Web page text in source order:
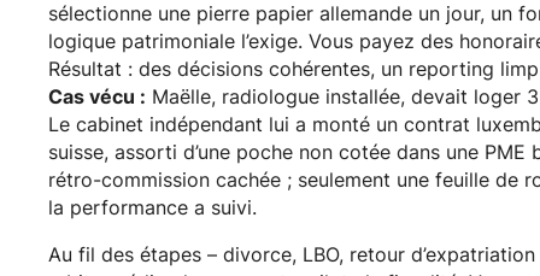
sélectionne une pierre papier allemande un jour, un
logique patrimoniale l’exige. Vous payez des
Résultat : des décisions cohérentes, un reporting
Cas vécu : Maëlle, radiologue installée, devait loger
Le cabinet indépendant lui a monté un contrat
suisse, assorti d’une poche non cotée dans une
rétro-commission cachée ; seulement une feuille de
la performance a suivi.
Au fil des étapes – divorce, LBO, retour